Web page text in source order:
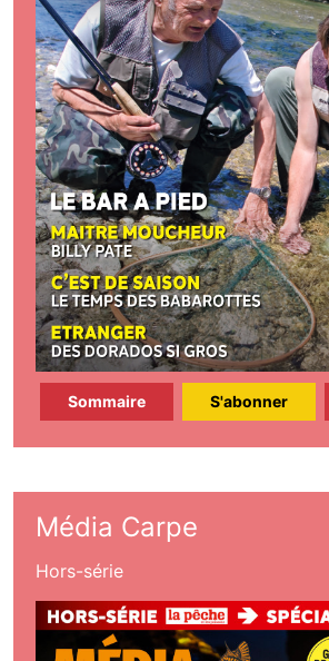
Sommaire S'abonner
Média Carpe
Hors-série